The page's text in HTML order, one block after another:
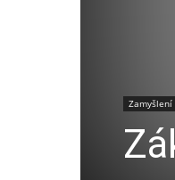
Zamyšlení